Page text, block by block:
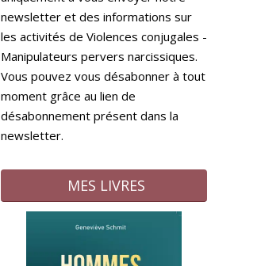
newsletter et des informations sur
les activités de Violences conjugales -
Manipulateurs pervers narcissiques.
Vous pouvez vous désabonner à tout
moment grâce au lien de
désabonnement présent dans la
newsletter.
MES LIVRES